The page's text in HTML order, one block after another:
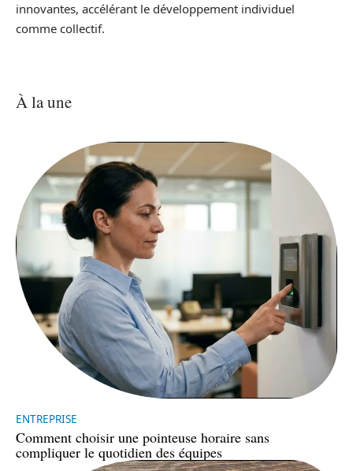
innovantes, accélérant le développement individuel
comme collectif.
À la une
ENTREPRISE
Comment choisir une pointeuse horaire sans
compliquer le quotidien des équipes